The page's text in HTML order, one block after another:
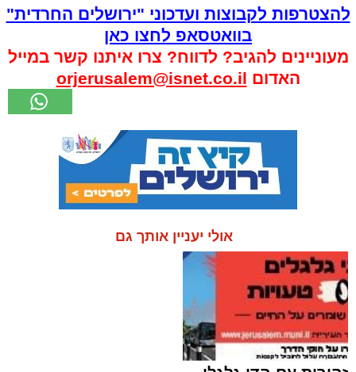
להצטרפות לקבוצות ועדכוני "ירושלים החרדית"
בוואטסאפ לחצו כאן
מעוניינים להגיב? לדווח? צרו איתנו קשר במייל
האדום orjerusalem@isnet.co.il
אולי יעניין אותך גם